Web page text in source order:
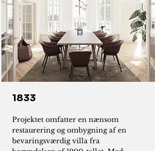
1833
Projektet omfatter en nænsom
restaurering og ombygning af en
bevaringsværdig villa fra